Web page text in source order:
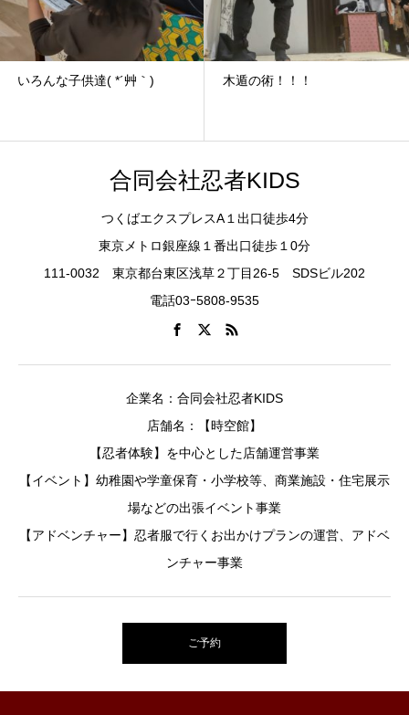
いろんな子供達( *´艸｀) 木遁の術！！！
合同会社忍者KIDS
つくばエクスプレスA１出口徒歩4分
東京メトロ銀座線１番出口徒歩１0分
111-0032 東京都台東区浅草２丁目26-5 SDSビル202
電話03ｰ5808-9535
企業名：合同会社忍者KIDS
店舗名：【時空館】
【忍者体験】を中心とした店舗運営事業
【イベント】幼稚園や学童保育・小学校等、商業施設・住宅展示
場などの出張イベント事業
【アドベンチャー】忍者服で行くお出かけプランの運営、アドベ
ンチャー事業
ご予約